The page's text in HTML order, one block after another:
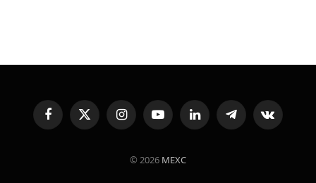
FacebookX
(Twitter)
InstagramYouTubeLinkedInTelegramVKontakte
© 2026 MEXC